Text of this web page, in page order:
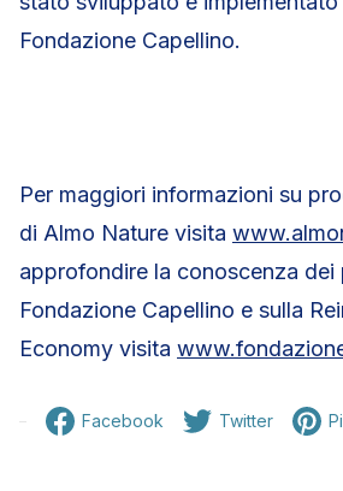
Fondazione Capellino.
Per maggiori informazioni su
di Almo Nature visita
approfondire la conoscenza dei
Fondazione Capellino e sulla
Economy visita
Facebook Twitter